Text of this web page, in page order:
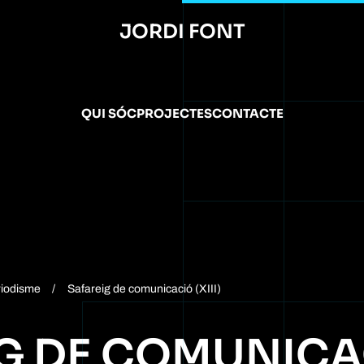
JORDI FONT
QUI SÓCPROJECTESCONTACTE
Safareig de comunicació (XIII)